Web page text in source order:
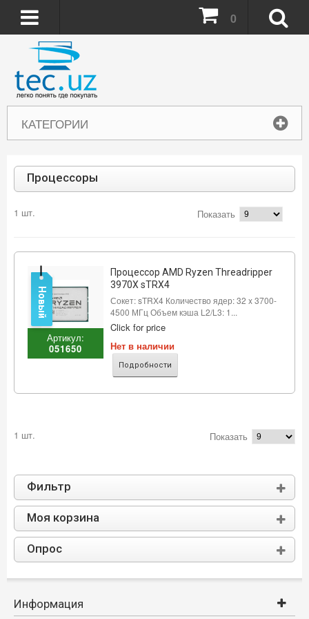
КАТЕГОРИИ
0
Процессоры
1 шт. Показать
Артикул:
051650
Процессор AMD Ryzen Threadripper
3970X sTRX4
Сокет: sTRX4 Количество ядер: 32 x 3700-
4500 МГц Объем кэша L2/L3: 1...
Click for price
Нет в наличии
Подробности
Новый
1 шт. Показать
Фильтр
Моя корзина
Опрос
Информация